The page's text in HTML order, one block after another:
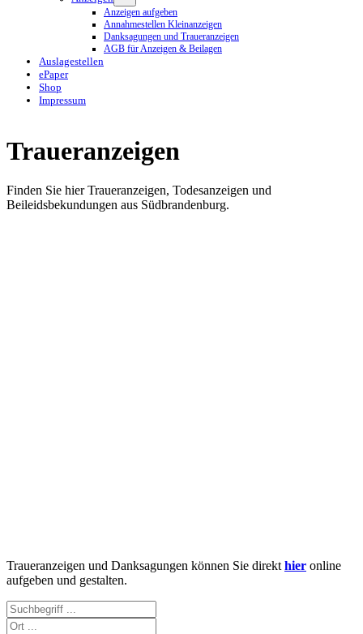
Anzeigen aufgeben
Annahmestellen Kleinanzeigen
Danksagungen und Traueranzeigen
AGB für Anzeigen & Beilagen
Auslagestellen
ePaper
Shop
Impressum
Traueranzeigen
Finden Sie hier Traueranzeigen, Todesanzeigen und
Beileidsbekundungen aus Südbrandenburg.
Traueranzeigen und Danksagungen können Sie direkt hier online
aufgeben und gestalten.